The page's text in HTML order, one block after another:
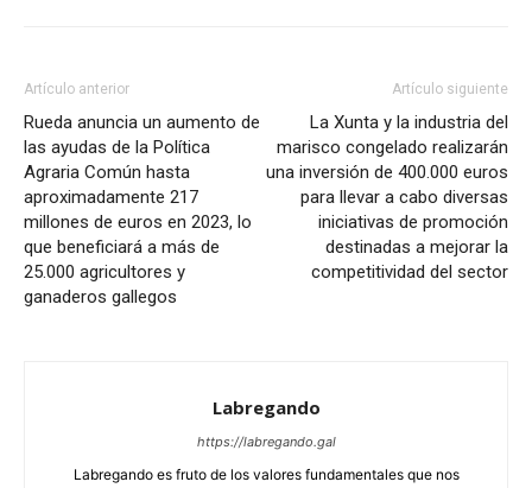
Artículo anterior
Rueda anuncia un aumento de
las ayudas de la Política
Agraria Común hasta
aproximadamente 217
millones de euros en 2023, lo
que beneficiará a más de
25.000 agricultores y
ganaderos gallegos
Artículo siguiente
La Xunta y la industria del
marisco congelado realizarán
una inversión de 400.000 euros
para llevar a cabo diversas
iniciativas de promoción
destinadas a mejorar la
competitividad del sector
Labregando
https://labregando.gal
Labregando es fruto de los valores fundamentales que nos